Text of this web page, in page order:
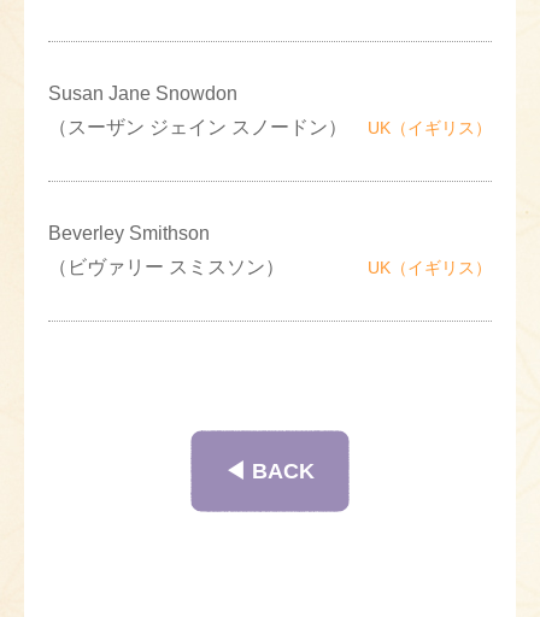
Susan Jane Snowdon
（スーザン ジェイン スノードン）
UK（イギリス）
Beverley Smithson
（ビヴァリー スミスソン）
UK（イギリス）
◀︎ BACK